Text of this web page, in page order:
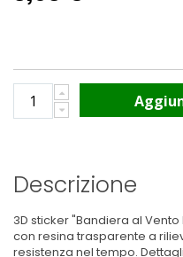
Descrizione
3D sticker "Bandiera al
con resina trasparente a
resistenza nel tempo.